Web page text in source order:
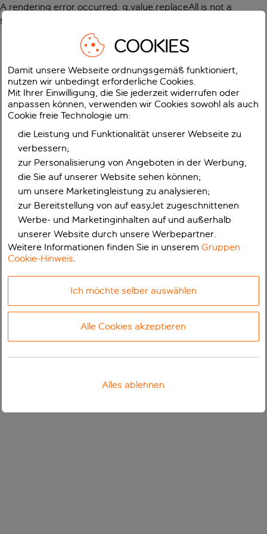
A rendering error occurred: g.value.replaceAll is not a
function
COOKIES
Damit unsere Webseite ordnungsgemäß funktioniert,
nutzen wir unbedingt erforderliche Cookies.
Mit Ihrer Einwilligung, die Sie jederzeit widerrufen oder
anpassen können, verwenden wir Cookies sowohl als auch
Cookie freie Technologie um:
die Leistung und Funktionalität unserer Webseite zu
verbessern;
zur Personalisierung von Angeboten in der Werbung,
die Sie auf unserer Website sehen können;
um unsere Marketingleistung zu analysieren;
zur Bereitstellung von auf easyJet zugeschnittenen
Werbe- und Marketinginhalten auf und außerhalb
unserer Website durch unsere Werbepartner.
Weitere Informationen finden Sie in unseremGruppen
Cookie-Hinweis.
Ich möchte selber auswählen
Alle Cookies akzeptieren
Alles ablehnen